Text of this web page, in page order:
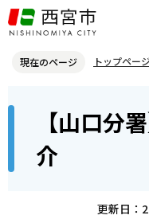
こ
の
ジ
頭
現在のページ トップページ
【山口分署】山口分署の紹介
【山口分
介
更新日：